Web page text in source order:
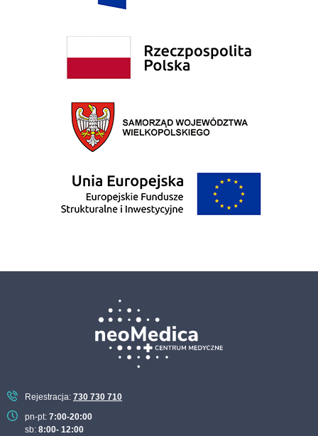
Rejestracja: 730 730 710
pn-pt: 7:00-20:00
sb: 8:00- 12:00